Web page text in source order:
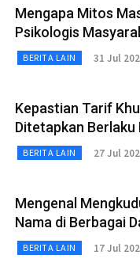
Mengapa Mitos
Psikologis
BERITA LAIN 31 Jul
Kepastian Tarif
Ditetapkan Berlaku
BERITA LAIN 27 Jul
Mengenal
Nama di Berbagai
BERITA LAIN 17 Jul